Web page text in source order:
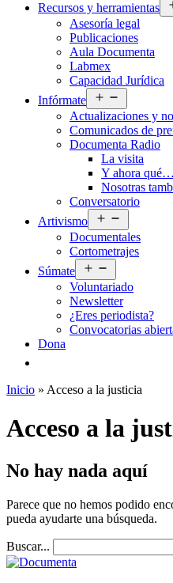
Recursos y herramientas
Asesoría legal
Publicaciones
Aula Documenta
Labmex
Capacidad Jurídica
Infórmate
el
menú
Actualizaciones y
Comunicados de
Documenta Radio
La visita
Y ahora qué…
Nosotras
Conversatorio
Artivismo
el
menú
Documentales
Cortometrajes
Súmate
el
menú
Voluntariado
Newsletter
¿Eres periodista?
Convocatorias
Dona
Inicio » Acceso a la justicia
Acceso a la
No hay nada aquí
Parece que no hemos podido
pueda ayudarte una búsqueda.
Buscar...